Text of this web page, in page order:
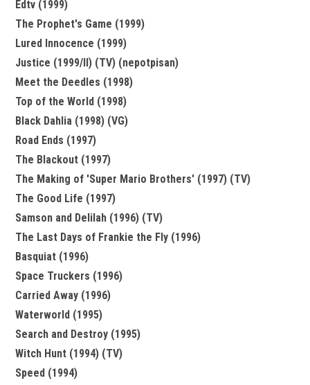
Edtv (1999)
The Prophet's Game (1999)
Lured Innocence (1999)
Justice (1999/II) (TV) (nepotpisan)
Meet the Deedles (1998)
Top of the World (1998)
Black Dahlia (1998) (VG)
Road Ends (1997)
The Blackout (1997)
The Making of 'Super Mario Brothers' (1997) (TV)
The Good Life (1997)
Samson and Delilah (1996) (TV)
The Last Days of Frankie the Fly (1996)
Basquiat (1996)
Space Truckers (1996)
Carried Away (1996)
Waterworld (1995)
Search and Destroy (1995)
Witch Hunt (1994) (TV)
Speed (1994)